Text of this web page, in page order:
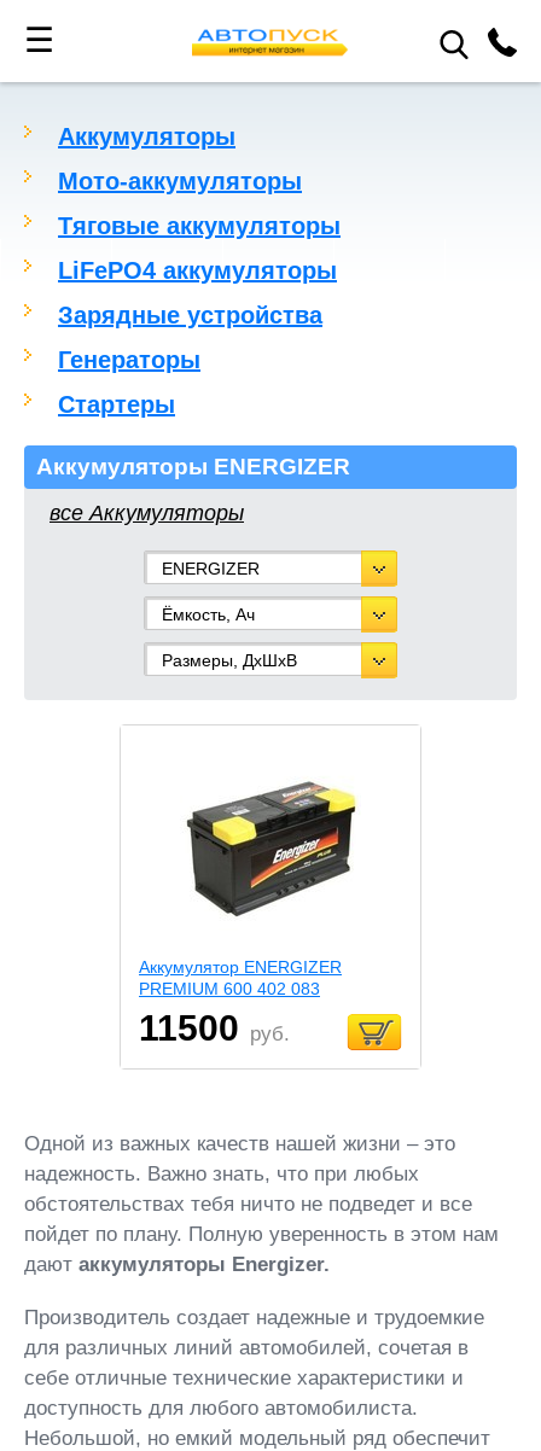
☰
Аккумуляторы
Мото-аккумуляторы
Тяговые аккумуляторы
LiFePO4 аккумуляторы
Зарядные устройства
Генераторы
Стартеры
Аккумуляторы ENERGIZER
все Аккумуляторы
ENERGIZER
Ёмкость, Ач
Размеры, ДхШхВ
Аккумулятор ENERGIZER
PREMIUM 600 402 083
11500 руб.
Одной из важных качеств нашей жизни – это
надежность. Важно знать, что при любых
обстоятельствах тебя ничто не подведет и все
пойдет по плану. Полную уверенность в этом нам
дают аккумуляторы Energizer.
Производитель создает надежные и трудоемкие
для различных линий автомобилей, сочетая в
себе отличные технические характеристики и
доступность для любого автомобилиста.
Небольшой, но емкий модельный ряд обеспечит